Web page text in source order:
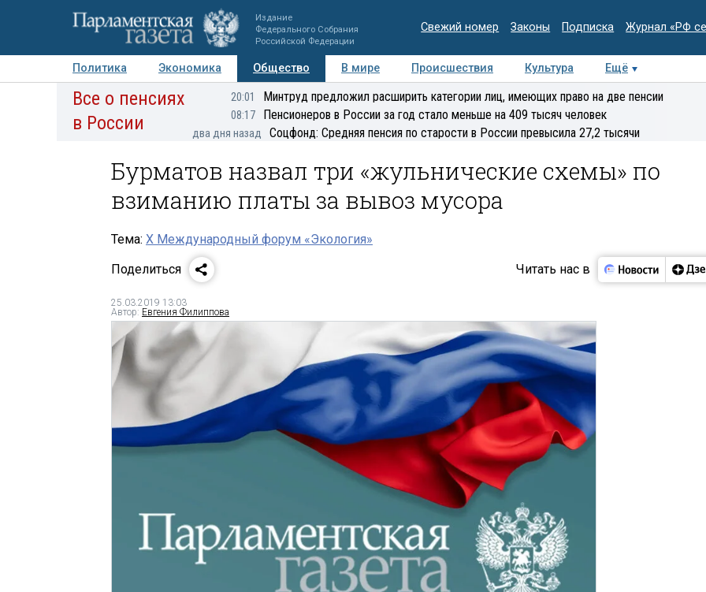
Издание
Федерального Собрания
Российской Федерации
Свежий номер Законы Подписка Журнал «РФ
Политика Экономика Общество В мире Происшествия Культура
Ещё
Авторы Персоны Мнения Регионы Медиацентр Интервью Колумнисты
Все о пенсиях
в России
20:01 Минтруд предложил расширить категории лиц, имеющих право на две пенсии
08:17 Пенсионеров в России за год стало меньше на 409 тысяч человек
два дня назад Соцфонд: Средняя пенсия по старости в России превысила 27,2 тысячи
Бурматов назвал три «жульнические схемы» по
взиманию платы за вывоз мусора
Тема: X Международный форум «Экология»
Поделиться
Читать нас в
25.03.2019 13:03
Автор: Евгения Филиппова